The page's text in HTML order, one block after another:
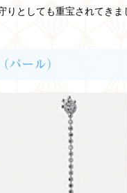
りとしても重宝されてきま
パール）